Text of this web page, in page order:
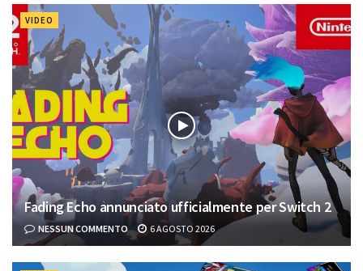
VIDEO
Fading Echo annunciato ufficialmente per Switch 2
NESSUN COMMENTO 6 AGOSTO 2026